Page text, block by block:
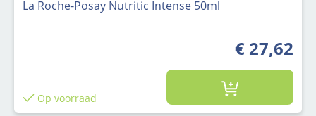
La Roche-Posay Nutritic Intense 50ml
€ 27,62
Op voorraad